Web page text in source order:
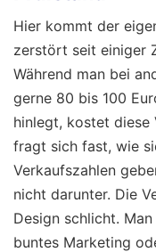
Hier kommt der
zerstört seit einiger
Während man bei
gerne 80 bis 100
hinlegt, kostet diese
fragt sich fast, wie
Verkaufszahlen
nicht darunter. Die
Design schlicht.
buntes Marketing